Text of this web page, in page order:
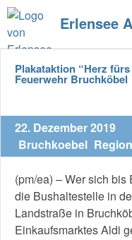
Erlensee
Plakataktion “Herz
Feuerwehr Bruchköbel
22. Dezember 2019
Bruchkoebel Region
(pm/ea) – Wer sich bis
die Bushaltestelle in
Landstraße in
Einkaufsmarktes Aldi